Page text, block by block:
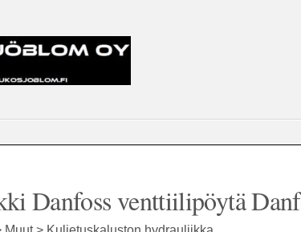
Danfoss venttiilipöytä